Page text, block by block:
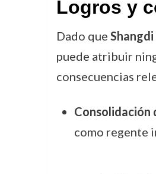
Logros y
Dado que Shangdi
puede atribuir
consecuencias
Consolidación
como regente